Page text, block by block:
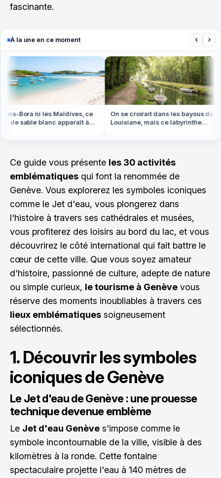
fascinante.
À la une en ce moment ‹ ›
Bora ni les Maldives, ce
sable blanc apparaît à
On se croirait dans les bayous de
Louisiane, mais ce labyrinthe
Ce guide vous présente les 30 activités
emblématiques qui font la renommée de
Genève. Vous explorerez les symboles iconiques
comme le Jet d'eau, vous plongerez dans
l'histoire à travers ses cathédrales et musées,
vous profiterez des loisirs au bord du lac, et vous
découvrirez le côté international qui fait battre le
cœur de cette ville. Que vous soyez amateur
d'histoire, passionné de culture, adepte de nature
ou simple curieux, le tourisme à Genève vous
réserve des moments inoubliables à travers ces
lieux emblématiques soigneusement
sélectionnés.
1. Découvrir les symboles
iconiques de Genève
Le Jet d'eau de Genève : une prouesse
technique devenue emblème
Le Jet d'eau Genève s'impose comme le
symbole incontournable de la ville, visible à des
kilomètres à la ronde. Cette fontaine
spectaculaire projette l'eau à 140 mètres de